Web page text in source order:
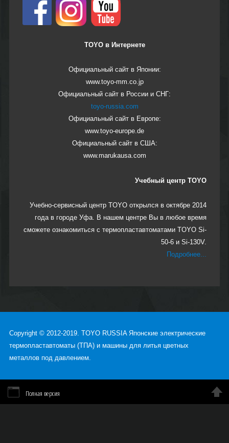
TOYO в Интернете
Официальный сайт в Японии:
www.toyo-mm.co.jp
Официальный сайт в России и СНГ:
toyo-russia.com
Официальный сайт в Европе:
www.toyo-europe.de
Официальный сайт в США:
www.marukausa.com
Учебный центр TOYO
Учебно-сервисный центр TOYO открылся в октябре 2014
года в городе Уфа. В нашем центре Вы в любое время
сможете ознакомиться с термопластавтоматами TOYO Si-
50-6 и Si-130V.
Подробнее...
Copyright © 2012-2019. TOYO RUSSIA Японские электрические
термопластавтоматы (ТПА) и машины для литья цветных
металлов под давлением.
Полная версия